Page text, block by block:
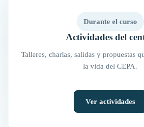
Durante el curso
Actividades del
Talleres, charlas, salidas y propuestas
la vida del CEPA.
Ver actividades